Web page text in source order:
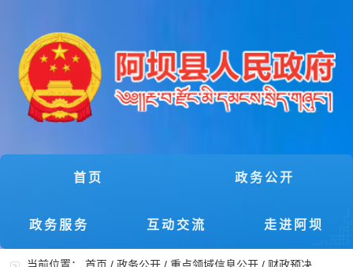
首页 政务公开
政务服务 互动交流 走进阿坝